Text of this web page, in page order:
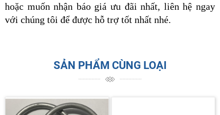
hoặc muốn nhận báo giá ưu đãi nhất, liên hệ ngay
với chúng tôi để được hỗ trợ tốt nhất nhé.
SẢN PHẨM CÙNG LOẠI